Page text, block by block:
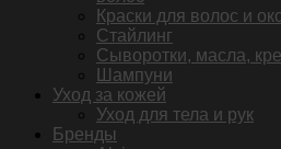
Краски для волос и
Стайлинг
Сыворотки, масла,
Шампуни
Уход за кожей
Уход для тела и рук
Бренды